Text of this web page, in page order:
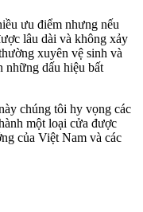
ưu điểm nhưng nếu
lâu dài và không xảy
xuyên vệ sinh và
những dấu hiệu bất
chúng tôi hy vọng các
một loại cửa được
của Việt Nam và các